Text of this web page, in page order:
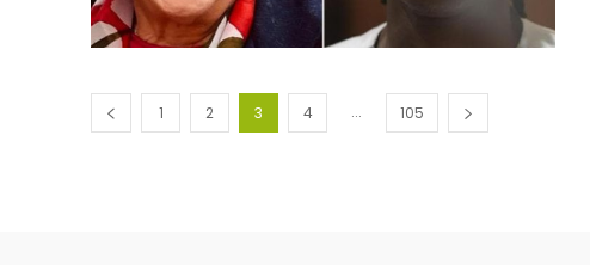
1 2 3 4 ... 105